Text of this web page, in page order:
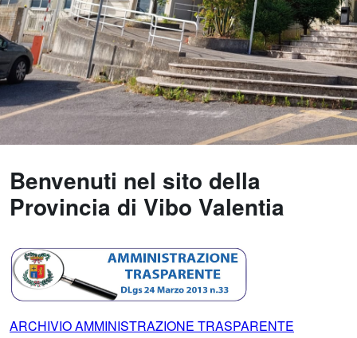
Benvenuti nel sito della
Provincia di Vibo Valentia
ARCHIVIO AMMINISTRAZIONE TRASPARENTE